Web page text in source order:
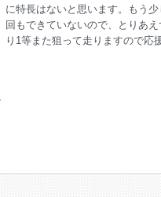
に特長はないと思います。もう
回もできていないので、とりあ
り1等また狙って走りますので応